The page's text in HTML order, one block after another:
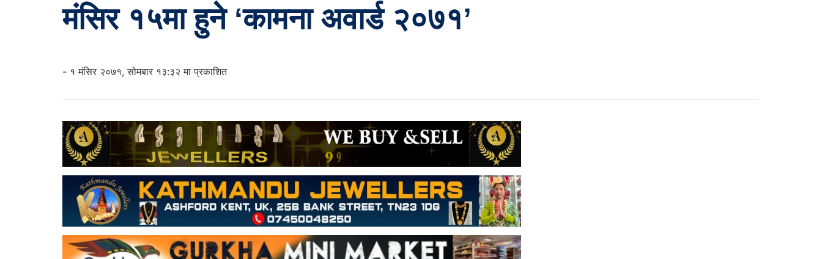
मंसिर १५मा हुने ‘कामना अवार्ड २०७१’
- १ मंसिर २०७१, सोमबार १३:३२ मा प्रकाशित